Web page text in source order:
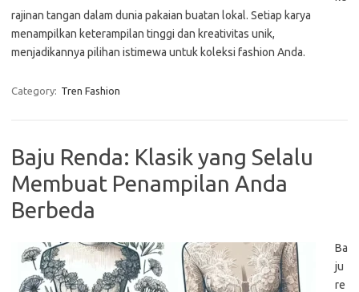
rajinan tangan dalam dunia pakaian buatan lokal. Setiap karya
menampilkan keterampilan tinggi dan kreativitas unik,
menjadikannya pilihan istimewa untuk koleksi fashion Anda.
Category: Tren Fashion
Baju Renda: Klasik yang Selalu
Membuat Penampilan Anda
Berbeda
Ba
ju
re